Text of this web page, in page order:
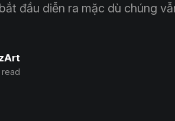
đầu diễn ra mặc dù chúng
read